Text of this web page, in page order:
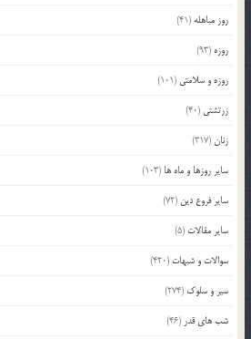
روز مباهله (41)
روزه (93)
روزه و سلامتی (101)
زرتشتی (40)
زنان(317)
سایر روزها و ماه ها (103)
سایر فروع دین (72)
سایر مقالات (5)
سوالات و شبهات (420)
سیر و سلوک (274)
شب های قدر (46)